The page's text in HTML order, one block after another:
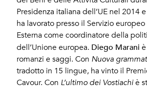
Presidenza italiana dell’UE nel 2014
ha lavorato presso il Servizio
Esterna come coordinatore della
dell’Unione europea. Diego Marani
romanzi e saggi. Con Nuova
tradotto in 15 lingue, ha vinto il
Cavour. Con L’ultimo dei Vostiachi è